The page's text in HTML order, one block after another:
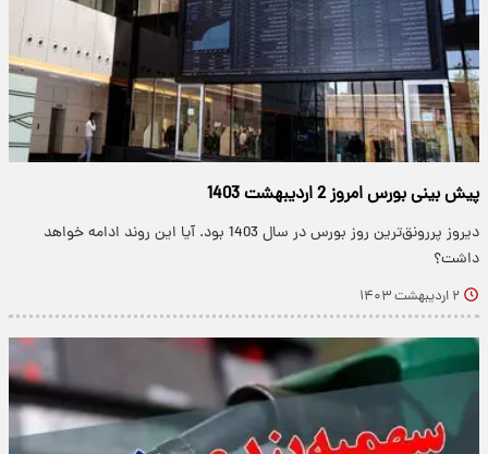
پیش بینی بورس امروز 2 اردیبهشت 1403
دیروز پررونق‌ترین روز بورس در سال 1403 بود. آیا این روند ادامه خواهد
داشت؟
۲ اردیبهشت ۱۴۰۳